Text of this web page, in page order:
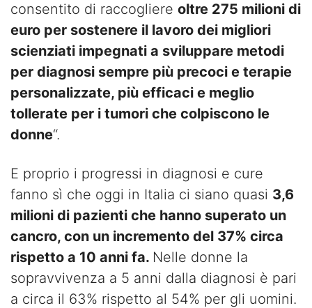
consentito di raccogliere oltre 275 milioni di
euro per sostenere il lavoro dei migliori
scienziati impegnati a sviluppare metodi
per diagnosi sempre più precoci e terapie
personalizzate, più efficaci e meglio
tollerate per i tumori che colpiscono le
donne“.
E proprio i progressi in diagnosi e cure
fanno sì che oggi in Italia ci siano quasi 3,6
milioni di pazienti che hanno superato un
cancro, con un incremento del 37% circa
rispetto a 10 anni fa. Nelle donne la
sopravvivenza a 5 anni dalla diagnosi è pari
a circa il 63% rispetto al 54% per gli uomini.